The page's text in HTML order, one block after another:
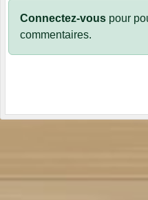
Connectez-vous pour
commentaires.